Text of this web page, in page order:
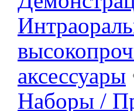
аксессуары
Наборы /